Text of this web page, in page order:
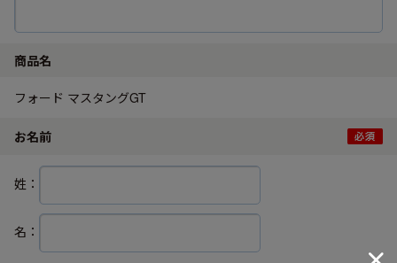
商品名
フォード マスタングGT
お名前
姓：
名：